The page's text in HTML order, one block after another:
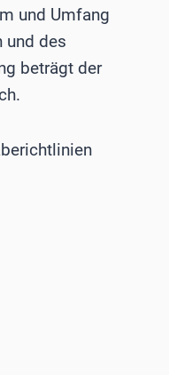
und Umfang
und des
beträgt der